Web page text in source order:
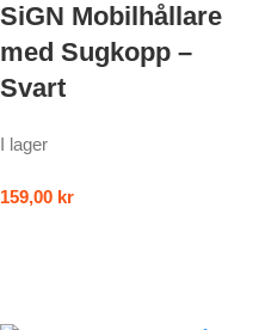
SiGN Mobilhållare
med Sugkopp –
Svart
I lager
159,00 kr